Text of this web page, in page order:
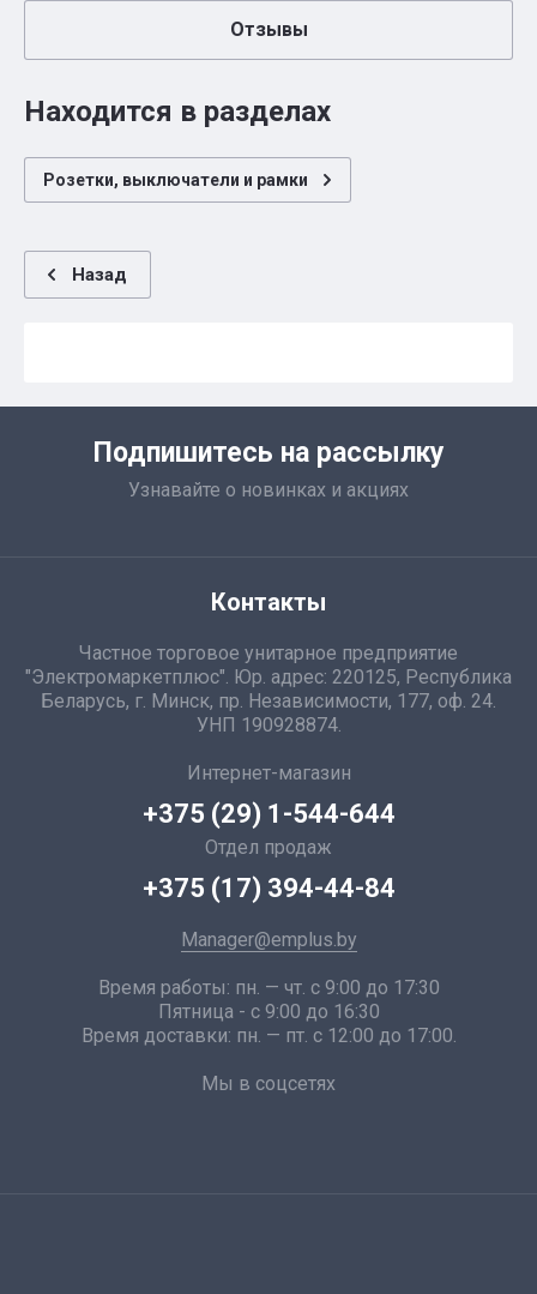
Отзывы
Находится в разделах
Розетки, выключатели и рамки
Назад
Подпишитесь на рассылку
Узнавайте о новинках и акциях
Контакты
Частное торговое унитарное предприятие
"Электромаркетплюс". Юр. адрес: 220125, Республика
Беларусь, г. Минск, пр. Независимости, 177, оф. 24.
УНП 190928874.
Интернет-магазин
+375 (29) 1-544-644
Отдел продаж
+375 (17) 394-44-84
Manager@emplus.by
Время работы: пн. — чт. с 9:00 до 17:30
Пятница - с 9:00 до 16:30
Время доставки: пн. — пт. с 12:00 до 17:00.
Мы в соцсетях